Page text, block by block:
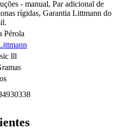
- manual, Par adicional de
rígidas, Garantia Littmann do
Pérola
lll